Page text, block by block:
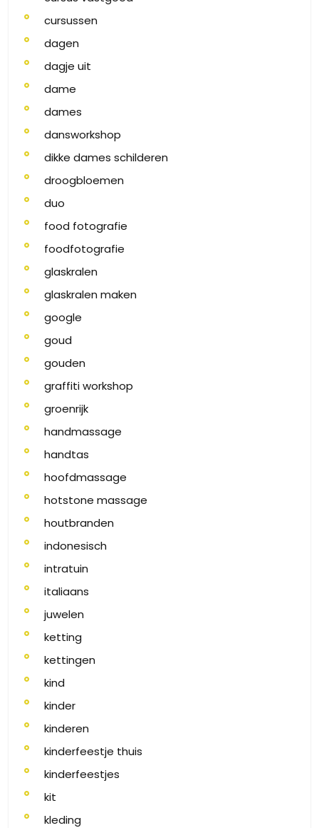
cursussen
dagen
dagje uit
dame
dames
dansworkshop
dikke dames schilderen
droogbloemen
duo
food fotografie
foodfotografie
glaskralen
glaskralen maken
google
goud
gouden
graffiti workshop
groenrijk
handmassage
handtas
hoofdmassage
hotstone massage
houtbranden
indonesisch
intratuin
italiaans
juwelen
ketting
kettingen
kind
kinder
kinderen
kinderfeestje thuis
kinderfeestjes
kit
kleding